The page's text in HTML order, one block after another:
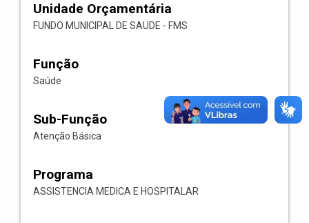
Unidade Orçamentária
FUNDO MUNICIPAL DE SAUDE - FMS
Função
Saúde
Sub-Função
Atenção Básica
Programa
ASSISTENCIA MEDICA E HOSPITALAR